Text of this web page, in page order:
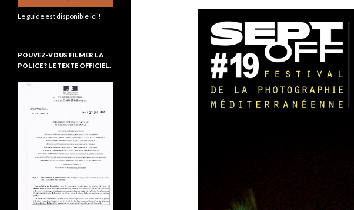
Le guide est disponible ici !
POUVEZ-VOUS FILMER LA
POLICE ? LE TEXTE OFFICIEL.